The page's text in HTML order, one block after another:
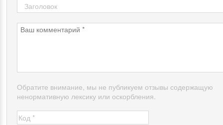
Обратите внимание, мы не публикуем отзывы содержащую
ненормативную лексику или оскорбления.